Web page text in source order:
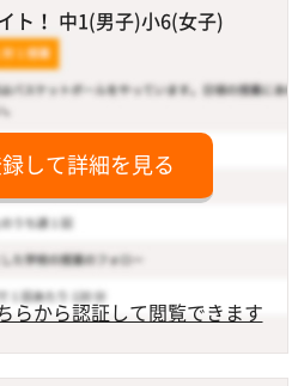
ト！ 中1(男子)小6(女子)
して詳細を見る
らから認証して閲覧できます